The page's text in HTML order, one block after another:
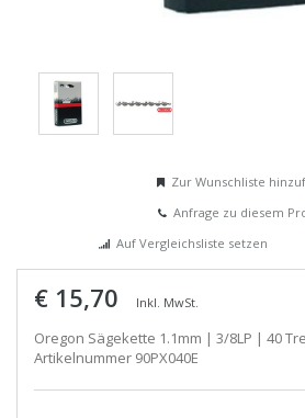
Zur Wunschliste
Anfrage zu diesem
Auf Vergleichsliste setzen
€ 15,70 Inkl. MwSt.
Oregon Sägekette 1.1mm | 3/8LP | 40
Artikelnummer 90PX040E